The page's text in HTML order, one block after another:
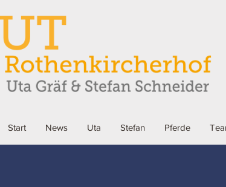
Start News Uta Stefan Pferde